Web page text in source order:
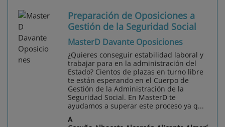
Preparación de Oposiciones a
Gestión de la Seguridad Social
MasterD Davante Oposiciones
¿Quieres conseguir estabilidad laboral y
trabajar para en la administración del
Estado? Cientos de plazas en turno libre
te están esperando en el Cuerpo de
Gestión de la Administración de la
Seguridad Social. En MasterD te
ayudamos a superar este proceso ya q...
A